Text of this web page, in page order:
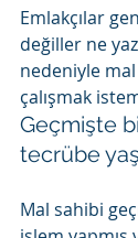
Emlakçılar
değiller ne
nedeniyle
çalışmak
Geçmişte
tecrübe
Mal sahibi